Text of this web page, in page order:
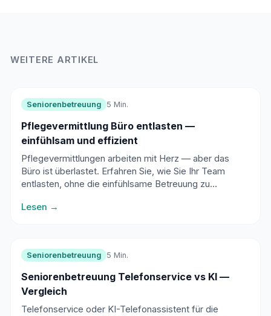
WEITERE ARTIKEL
Seniorenbetreuung 5 Min.
Pflegevermittlung Büro entlasten —
einfühlsam und effizient
Pflegevermittlungen arbeiten mit Herz — aber das
Büro ist überlastet. Erfahren Sie, wie Sie Ihr Team
entlasten, ohne die einfühlsame Betreuung zu
Lesen →
Seniorenbetreuung 5 Min.
Seniorenbetreuung Telefonservice vs KI —
Vergleich
Telefonservice oder KI-Telefonassistent für die